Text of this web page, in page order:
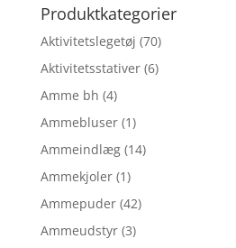
Produktkategorier
Aktivitetslegetøj (70)
Aktivitetsstativer (6)
Amme bh (4)
Ammebluser (1)
Ammeindlæg (14)
Ammekjoler (1)
Ammepuder (42)
Ammeudstyr (3)